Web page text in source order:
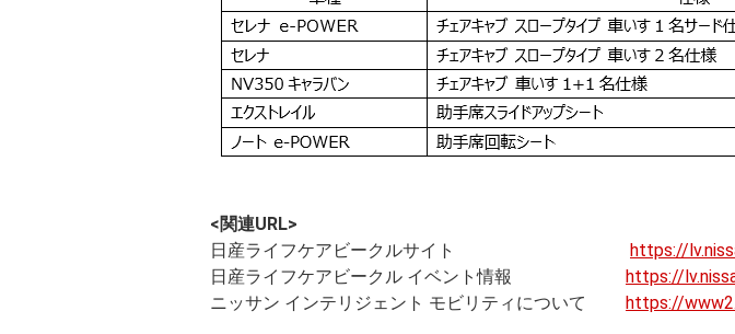
<関連URL>
日産ライフケアビークルサイト https://
日産ライフケアビークル イベント情報 https://
ニッサン インテリジェント モビリティについて https://